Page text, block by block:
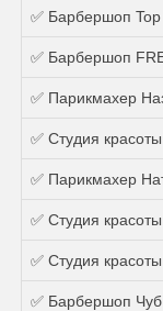
✅ Барбершоп
✅ Барбершоп
✅ Парикмахер
✅ Студия
✅ Парикмахер
✅ Студия
✅ Студия
✅ Барбершоп